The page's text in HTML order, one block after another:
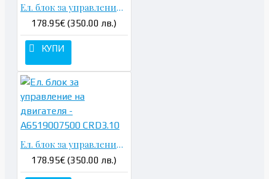
Ел. блок за управление на двигателя - A6519003701 CRD3.10
178.95€ (350.00 лв.)
КУПИ
Ел. блок за управление на двигателя - A6519007500 CRD3.10
178.95€ (350.00 лв.)